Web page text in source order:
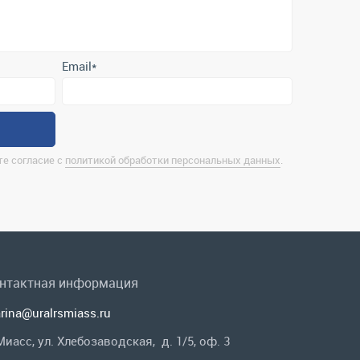
информация
ул. Хлебозаводская, д. 1/5, оф. 3
контактная информация